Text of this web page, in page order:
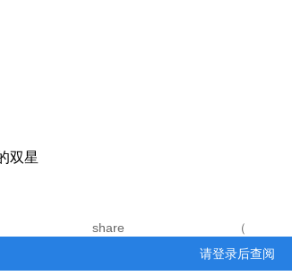
双星
（https://
请登录后查阅